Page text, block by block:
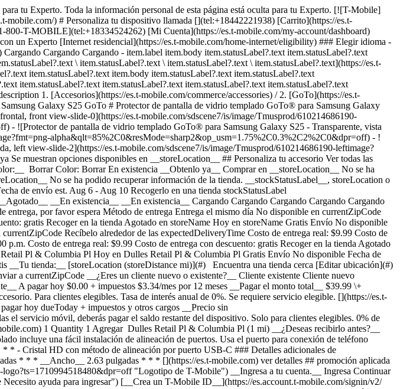
tu Experto. Toda la información personal de esta página está oculta para tu Experto. [![T-Mobile]
) # ​​​​​​​Personaliza tu dispositivo llamada [](tel:+18442221938) [Carrito](https://es.t-
T-MOBILE](tel:+18334524262) [Mi Cuenta](https://es.t-mobile.com/my-account/dashboard)
un Experto [Internet residencial](https://es.t-mobile.com/home-internet/eligibility) ### Elegir idioma -
Cargando Cargando - item.label item.body item.statusLabel?.text item.statusLabel?.text
\ item.statusLabel?.text \ item.statusLabel?.text \ item.statusLabel?.text](https://es.t-
item.statusLabel?.text item.body item.statusLabel?.text item.statusLabel?.text
item.statusLabel?.text item.statusLabel?.text item.statusLabel?.text item.statusLabel?.text
1. [Accesorios](https://es.t-mobile.com/commerce/accessories) / 2. [GoTo](https://es.t-
Galaxy S25 GoTo # Protector de pantalla de vidrio templado GoTo® para Samsung Galaxy
front view-slide-0](https://es.t-mobile.com/sdscene7/is/image/Tmusprod/610214686190-
![Protector de pantalla de vidrio templado GoTo® para Samsung Galaxy S25 - Transparente, vista
alpha&qlt=85%2C0&resMode=sharp2&op_usm=1.75%2C0.3%2C2%2C0&dpr=off) - !
left view-slide-2](https://es.t-mobile.com/sdscene7/is/image/Tmusprod/610214686190-leftimage?
existencia__ Cargando Cargando Cargando Cargando Cargando Cargando Cargando Cargando Cargando Cargando Cargando Cargando Cargando Cargando opciones de entrega, por favor espera Método de entrega Entrega el mismo día No disponible en currentZipCode Recíbelo alrededor de las expectedDeliveryTime Costo de entrega real: $9.99 Costo de entrega con descuento: gratis Recoger en la tienda Agotado en storeName Hoy en storeName Gratis Envío No disponible Fecha de envío estimada: shippingDate Gratis Método de entrega Entrega el mismo día No disponible en currentZipCode Recíbelo alrededor de las expectedDeliveryTime Costo de entrega real: $9.99 Costo de entrega con descuento: gratis Entrega el mismo día No disponible en 20166 Recíbelo alrededor de las 7:00 p.m. Costo de entrega real: $9.99 Costo de entrega con descuento: gratis Recoger en la tienda Agotado en storeName Hoy en storeName Gratis Recoger en la tienda Agotado en storeName Agotado en Dulles Retail Pl & Columbia Pl Hoy en Dulles Retail Pl & Columbia Pl Gratis Envío No disponible Fecha de envío estimada: shippingDate Gratis Envío No disponible Fecha de envío estimada: Aug 6 - Aug 10 Gratis __Tu tienda:__ [storeLocation (storeDistance mi)](#) Encuentra una tienda cerca [Editar ubicación](#) No disponible en currentZipCode # Entregar a currentZipCode # Entregar a 20166 Editar ubicación # Enviar a currentZipCode __¿Eres un cliente nuevo o existente?__ Cliente existente Cliente nuevo __Bienvenido a T-Mobile (cliente nuevo)__ Editar __Elegir una opción de pago__ __Pagar mensualmente__ A pagar hoy $0.00 + impuestos $3.34/mes por 12 meses __Pagar el monto total__ $39.99 \+ impuesto Si eliges pagar mensualmente y cancelas el servicio móvil, deberás pagar el saldo restante del accesorio. Para clientes elegibles. Tasa de interés anual de 0%. Se requiere servicio elegible. [](https://es.t-mobile.com) __Con plan de pago: actualMonthlyValue/mes por paymentTerms meses, sin intereses.__ A pagar hoy dueToday + impuestos y otros cargos __Precio sin descuento: payInFullStrikeThroughValue payInFull__ + impuesto Si eliges pagar mensualmente y cancelas el servicio móvil, deberás pagar el saldo restante del dispositivo. Solo para clientes elegibles. 0% de interés anual (APR). Se requiere compra mínima de $49 en accesorios y servicio elegible. [](https://es.t-mobile.com) 1 Quantity 1 Agregar Dulles Retail Pl & Columbia Pl (1 mi) __¿Deseas recibirlo antes?__ Encontrar tiendas cercanas Detalles ### Otras características * * * El protector de pantalla de vidrio templado incluye una fácil instalación de alineación de puertos. Usa el puerto para conexión de teléfono existente para una instalación muy fácil que impide la formación de burbujas. ### ¿Qué hay en la caja? * * * - Cristal HD con método de alineación por puerto USB-C ### Detalles adicionales de especificaciones * * * __Peso__ 0.017 lb * * * __Duración__ 0.03 pulgadas * * * __Altura__ 0.03 pulgadas * * * __Ancho__ 2.63 pulgadas * * * [](https://es.t-mobile.com) ver detalles ## promoción aplicada ver detalles ## | ![Logotipo de T-Mobile](https://es.t-mobile.com/sdscene7/is/image/Tmusprod/fg-tmobile-logo?ts=1710994518480&dpr=off "Logotipo de T-Mobile") __Ingresa a tu cuenta.__ Ingresa Continuar como invitado. [__¿Necesitas ayuda para ingresar?__](https://es.account.t-mobile.com/signin/v2/ "Enlace Necesito ayuda para ingresar") [__Crea un T-Mobile ID__](https://es.account.t-mobile.com/signin/v2/ "Crear una ID de T-Mobile") promoLongDescription Hola userName! Te damos la bienvenida a T-Mobile ¡Hola! Te damos la bienvenida a T-Mobile Tienda T-Mobile Experience storeLocation Dirección 22000 Dulles Retail Plaza Suite 182 Sterling, VA 20166 Salta la fila y aprovecha nuestras mejores ofertas y la selección más grande durante tu visita a la tienda. Compra en esta tienda ¿No estás en esta tienda? ## Selecciona una tienda ( mi) , , , Horario de hoy: - [](https://es.t-mobile.com) Configura esta tienda [](https://es.t-mobile.com) [Indicaciones](https://es.t-mobile.com) [Llamar a la tienda](tel:+1-undefined) - ### Horario de atención de la tienda Lunes a sábado - Domingo ## Selecciona una tienda ### Lo sentimos, hubo un problema técnico Los servicios que utilizamos para buscar tiendas según la ubicación no están funcionando en este momento. Busca por ciudad y estado o código postal para comprobar la disponibilidad en tiendas cercanas. No encontramos tiendas de T-Mobile cercanas. Prueba con otra ciudad, estado o código postal para buscar otras tiendas. Vuelve a intentarlo para encontrar la tienda más cercana. ( mi) , , , Horario de hoy: - En existencia Apresúrate, solo quedan unos cuantos [](https://es.t-mobile.com) ( mi) , , , Horario de hoy: - En existencia Apresúrate, solo quedan unos cuantos [](https://es.t-mobile.com) Dulles Retail Pl & Columbia Pl (1.0 mi) 22000 Dulles Retail Plaza Suite 182, Sterling, VA, 20166 Horario de hoy: 10am - 8pm En existencia Apresúrate, solo quedan unos cuantos [](https://es.t-mobile.com) Fair Oaks Mall (10.9 mi) 11913U Fair Oaks Mall, Fairfax, VA, 22033 Horario de hoy: 10am - 8pm En existencia Apresúrate, solo quedan unos cuantos [](https://es.t-mobile.com) Fairfax Blvd & Main St (12.6 mi) 10955 Fairfax Blvd Suite 110, Fairfax, VA, 22030 Horario de hoy: 10am - 9pm En existencia Apresúrate, solo quedan unos cuantos [](https://es.t-mobile.com) Tyson's Corner (13.8 mi) 1961 Chain Bridge Rd Ste J008L, McLean, VA, 22102 Horario de hoy: 10am - 9pm En existencia Apresúrate, solo quedan unos cuantos [](https://es.t-mobile.com) Recoger aquí Recoger aquí # Encuentra una tienda Selecciona un código postal y ciudad válidos __( mi)__ , , , Horario de hoy - [](https://es.t-mobile.com) * * * __Dulles Retail Pl & Columbia Pl (1.0 mi)__ 22000 Dulles Retail Plaza Suite 182, Sterling, VA, 20166 Horario de hoy 10am - 8pm [](https://es.t-mobile.com/store-locator/va/sterling/dulles-retail-pl-columbia-pl) * * * __Fair Oaks Mall (10.9 mi)__ 11913U Fair Oaks Mall, Fairfax, VA, 22033 Horario de hoy 10am - 8pm [](https://es.t-mobile.com/store-locator/va/fairfax/fair-oaks-mall) * * * __Fairfax Blvd & Main St (12.6 mi)__ 10955 Fairfax Blvd Suite 110, Fairfax, VA, 22030 Horario de hoy 10am - 9pm [](https://es.t-mobile.com/store-locator/va/fairfax/fairfax-blvd-main-st) * * * __Tyson's Corner (13.8 mi)__ 1961 Chain Bridge Rd Ste J008L, McLean, VA, 22102 Horario de hoy 10am - 9pm [](https://es.t-mobile.com/store-locator/va/mclean/tysons-corner) * * * Selecciona una tienda ## Obtenlo más rápido con la opción de recogerlo en la tienda ¡Recibe tu pedido hoy mismo! Al revisar tu pedido, selecciona Retiro en tienda como método de entrega y empezaremos a preparar tu pedido en la tienda T-Mobile elegible que prefieras. Los accesorios actualmente no están disponibles para retiro en tienda. Recibirás un email cuando tu pedido esté listo para ser recogido y dispondrás de dos días laborales para retirarlo. # Lo sentimos, no eres elegible para esta promoción. De todos modos, puedes realizar la compra y aprovechar la red, los beneficios y las ventajas de T-Mobile. # Agotado Algunos artículos están agotados en storeName Puedes elegir que te envíen el pedido o consultar otros artículos disponibles en la tienda que seleccionaste para recogerlo. Cerrar ## Se eliminarán todos los artículos del carrito Al agregar este producto, se eliminarán los artículos ya agregados a tu carrito. Confirmar Cancelar # Los clientes también compraron Cargando Cargando Cargando Cargando Cargando Cargando Cargando [Aún no hay reseñas \ Precio normal: Precio original$ Precio de oferta$ Precio total: $](https://es.t-mobile.com) Ver 1 promociones Exclusivo por Internet: ahorra un 25% en 3 accesorios o más [![goto Protector de pantalla de vidrio templado GoTo™ para Samsung Galaxy S26 Ultra](https://cdn.tmobile.com/content/dam/t-mobile/en-p/accessories/610214688958/610214688958-thumbnail.png) \ goto __Protector de pantalla de vidrio templado GoTo™ para Samsung Galaxy S26 Ultra__ \ Aún no hay reseñas \ Aún no hay reseñas \ Aún no hay reseñas \ ![clear](https://cdn.tmobile.com/images/png/products/accessories/610214688958/610214688958-swatch.gif) \ Precio normal: Precio original$ Precio de oferta$ Precio total: $ \ Desde $3.34/mes por 12 meses Desde $3.34/mes por 12 meses $0.00 de pago inicial + impuestos a pagar hoy Precio normal: Precio original$ Precio de oferta$ Precio total: $ Precio total: $39.99](https://es.t-mobile.com/accessory/goto-tempered-glass-screen-protector-for-samsung-galaxy-s26-ultra?sku=610214688958) Ver 1 promociones Exclusivo por Internet: ahorra un 25% en 3 accesorios o más [![goto Protector de pantalla de vidrio templado GoTo® para Samsung Galaxy S25 Ultra](https://cdn.tmobile.com/content/dam/t-mobile/en-p/accessories/610214686213/610214686213-thumbnail.png) \ goto __Protector de pantalla de vidrio templado GoTo® para Samsung Ga